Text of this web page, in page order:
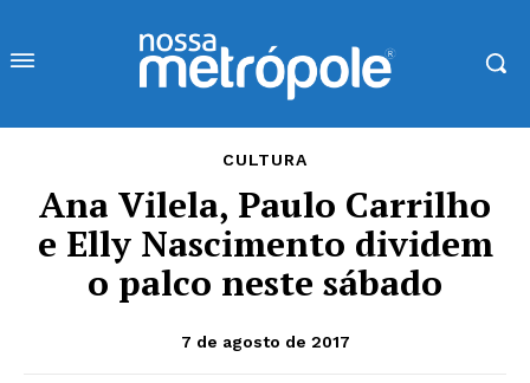
CULTURA
Ana Vilela, Paulo Carrilho
e Elly Nascimento dividem
o palco neste sábado
7 de agosto de 2017